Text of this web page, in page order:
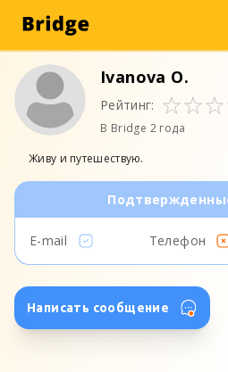
Ivanova O.
Рейтинг:
В Bridge 2 года
Живу и путешествую.
E-mail Телефон
Написать сообщение